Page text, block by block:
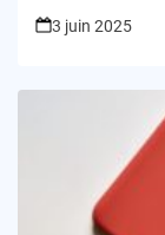
3 juin 2025